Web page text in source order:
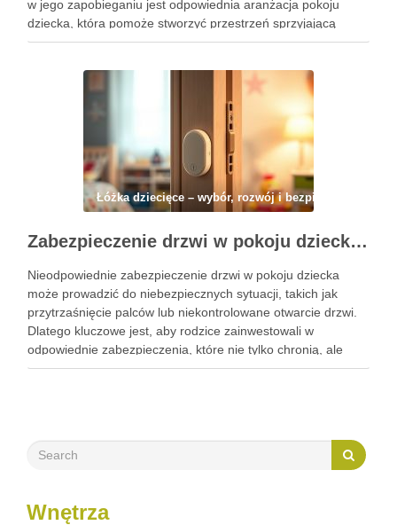
w jego zapobieganiu jest odpowiednia aranżacja pokoju
dziecka, która pomoże stworzyć przestrzeń sprzyjającą
relaksowi i spokojowi. Właściwy dobór kolorów, mebli oraz
Łóżka dziecięce – wybór, rozwój i bezpieczeństwo
Zabezpieczenie drzwi w pokoju dziecka: jak skutecznie chronić przed przytrzaśnięciem i niepożądanym otwarciem
Nieodpowiednie zabezpieczenie drzwi w pokoju dziecka
może prowadzić do niebezpiecznych sytuacji, takich jak
przytrzaśnięcie palców lub niekontrolowane otwarcie drzwi.
Dlatego kluczowe jest, aby rodzice zainwestowali w
odpowiednie zabezpieczenia, które nie tylko chronią, ale
także dają spokój ducha. W dzisiejszym artykule omówimy,
Wnętrza